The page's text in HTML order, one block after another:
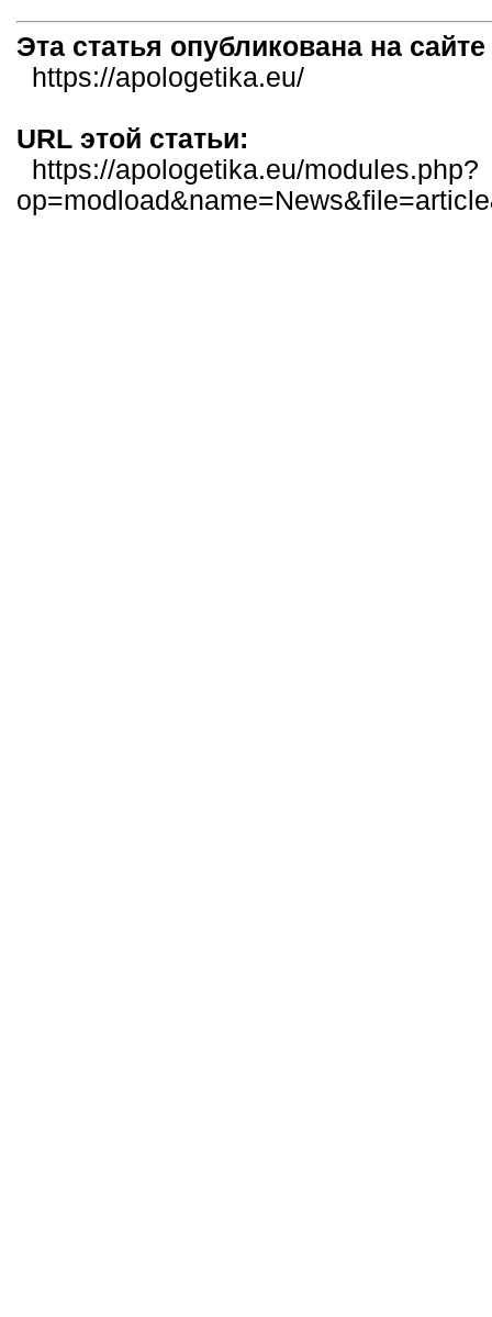
Эта статья опубликована на
https://apologetika.eu/
URL этой статьи:
https://apologetika.eu/modules.php?